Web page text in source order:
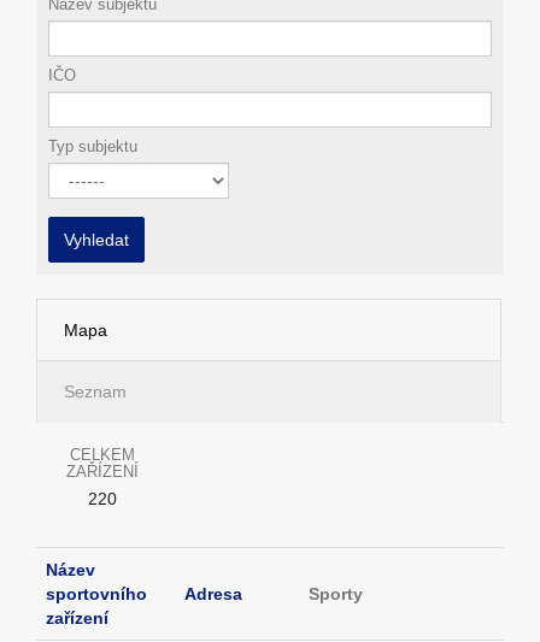
Název subjektu
IČO
Typ subjektu
Vyhledat
Mapa
Seznam
CELKEM
ZAŘÍZENÍ
220
Název
sportovního
zařízení
Adresa Sporty